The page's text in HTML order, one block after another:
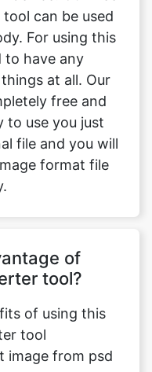
at all. Our
free and
to use you just
file and you will
format file
of
tool
image from psd
time is a very
our life.